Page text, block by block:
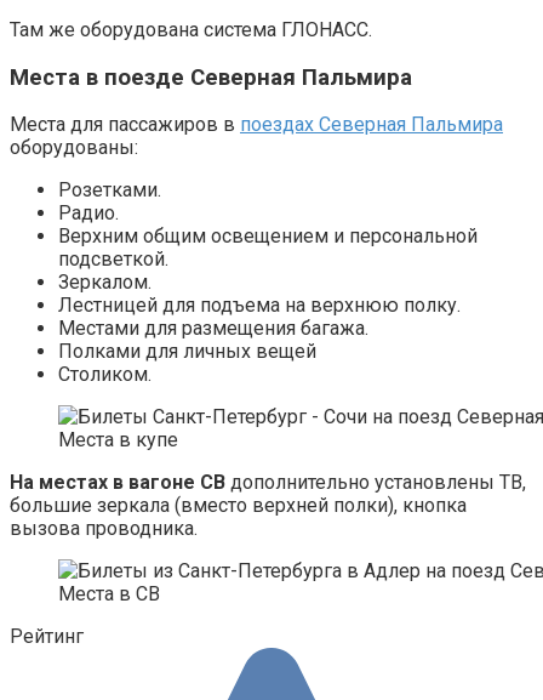
Там же оборудована система ГЛОНАСС.
Места в поезде Северная Пальмира
Места для пассажиров в поездах Северная Пальмира
оборудованы:
Розетками.
Радио.
Верхним общим освещением и персональной
подсветкой.
Зеркалом.
Лестницей для подъема на верхнюю полку.
Местами для размещения багажа.
Полками для личных вещей
Столиком.
Места в купе
На местах в вагоне СВ дополнительно установлены ТВ,
большие зеркала (вместо верхней полки), кнопка
вызова проводника.
Места в СВ
Рейтинг